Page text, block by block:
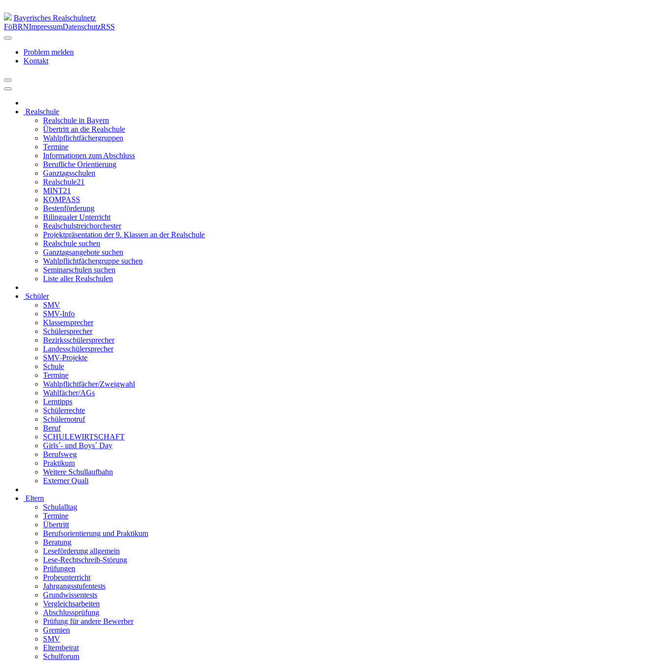
Bayerisches Realschulnetz
FöBRNImpressumDatenschutzRSS
Problem melden
Kontakt
Realschule
Realschule in Bayern
Übertritt an die Realschule
Wahlpflichtfächergruppen
Termine
Informationen zum Abschluss
Berufliche Orientierung
Ganztagsschulen
Realschule21
MINT21
KOMPASS
Bestenförderung
Bilingualer Unterricht
Realschulstreichorchester
Projektpräsentation der 9. Klassen an der Realschule
Realschule suchen
Ganztagsangebote suchen
Wahlpflichtfächergruppe suchen
Seminarschulen suchen
Liste aller Realschulen
Schüler
SMV
SMV-Info
Klassensprecher
Schülersprecher
Bezirksschülersprecher
Landesschülersprecher
SMV-Projekte
Schule
Termine
Wahlpflichtfächer/Zweigwahl
Wahlfächer/AGs
Lerntipps
Schülerrechte
Schülernotruf
Beruf
SCHULEWIRTSCHAFT
Girls´- und Boys´ Day
Berufsweg
Praktikum
Weitere Schullaufbahn
Externer Quali
Eltern
Schulalltag
Termine
Übertritt
Berufsorientierung und Praktikum
Beratung
Leseförderung allgemein
Lese-Rechtschreib-Störung
Prüfungen
Probeunterricht
Jahrgangsstufentests
Grundwissentests
Vergleichsarbeiten
Abschlussprüfung
Prüfung für andere Bewerber
Gremien
SMV
Elternbeirat
Schulforum